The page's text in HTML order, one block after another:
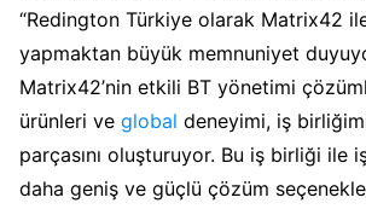
“Redington Türkiye olarak Matrix42
yapmaktan büyük memnuniyet
Matrix42’nin etkili BT yönetimi
ürünleri ve global deneyimi, iş
parçasını oluşturuyor. Bu iş birliği ile
daha geniş ve güçlü çözüm